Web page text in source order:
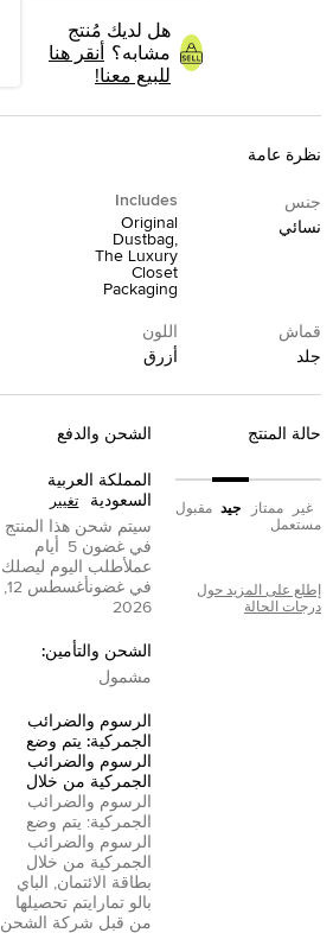
هل لديك مُنتج
مشابه؟
أنقر هنا
للبيع معنا!
نظرة عامة
جنس
نسائي
Includes
Original
Dustbag,
The Luxury
Closet
Packaging
قماش
جلد
اللون
أزرق
حالة المنتج
غير
مستعمل
ممتاز جيد مقبول
إطلع على المزيد حول
درجات الحالة
الشحن والدفع
المملكة العربية
السعودية
تغيير
سيتم شحن هذا المنتج
في غضون 5
أيام
عملأطلب اليوم ليصلك
في غضون
أغسطس 12,
2026
الشحن والتأمين:
مشمول
الرسوم والضرائب
الجمركية: يتم وضع
الرسوم والضرائب
الجمركية من خلال
الرسوم والضرائب
الجمركية: يتم وضع
الرسوم والضرائب
الجمركية من خلال
بطاقة الائتمان,
الباي
بالو تمارا يتم تحصيلها
من قبل شركة الشحن